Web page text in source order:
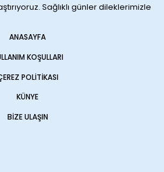
Sağlıklı günler dileklerimizle
ANASAYFA
KOŞULLARI
POLITIKASI
KÜNYE
BIZE ULAŞIN